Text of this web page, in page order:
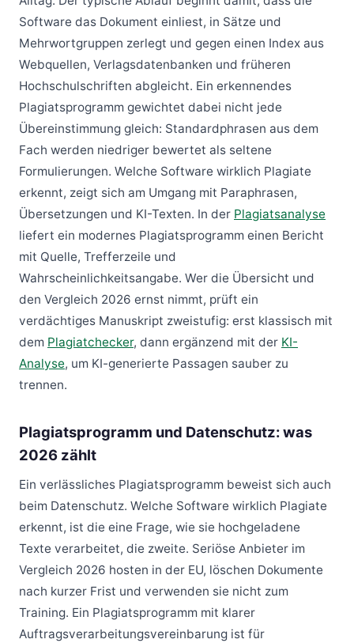
Software das Dokument einliest, in Sätze und
Mehrwortgruppen zerlegt und gegen einen Index aus
Webquellen, Verlagsdatenbanken und früheren
Hochschulschriften abgleicht. Ein erkennendes
Plagiatsprogramm gewichtet dabei nicht jede
Übereinstimmung gleich: Standardphrasen aus dem
Fach werden niedriger bewertet als seltene
Formulierungen. Welche Software wirklich Plagiate
erkennt, zeigt sich am Umgang mit Paraphrasen,
Übersetzungen und KI-Texten. In der Plagiatsanalyse
liefert ein modernes Plagiatsprogramm einen Bericht
mit Quelle, Trefferzeile und
Wahrscheinlichkeitsangabe. Wer die Übersicht und
den Vergleich 2026 ernst nimmt, prüft ein
verdächtiges Manuskript zweistufig: erst klassisch mit
dem Plagiatchecker, dann ergänzend mit der KI-
Analyse, um KI-generierte Passagen sauber zu
trennen.
Plagiatsprogramm und Datenschutz: was
2026 zählt
Ein verlässliches Plagiatsprogramm beweist sich auch
beim Datenschutz. Welche Software wirklich Plagiate
erkennt, ist die eine Frage, wie sie hochgeladene
Texte verarbeitet, die zweite. Seriöse Anbieter im
Vergleich 2026 hosten in der EU, löschen Dokumente
nach kurzer Frist und verwenden sie nicht zum
Training. Ein Plagiatsprogramm mit klarer
Auftragsverarbeitungsvereinbarung ist für